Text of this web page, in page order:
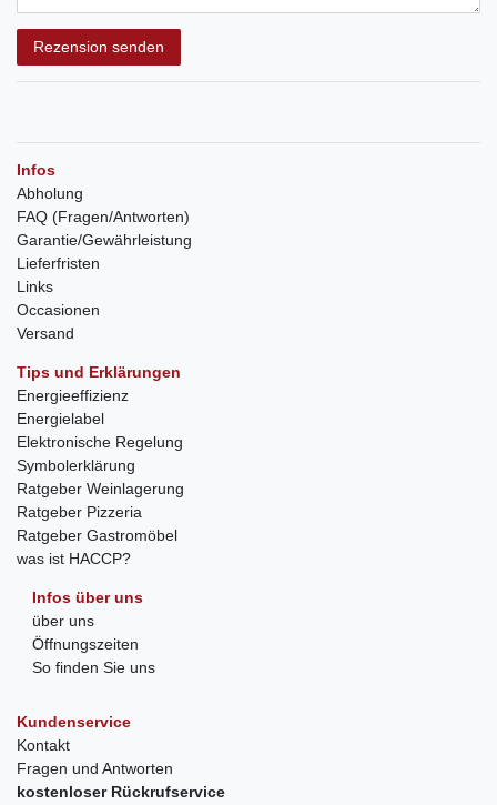
Rezension senden
Infos
Abholung
FAQ (Fragen/Antworten)
Garantie/Gewährleistung
Lieferfristen
Links
Occasionen
Versand
Tips und Erklärungen
Energieeffizienz
Energielabel
Elektronische Regelung
Symbolerklärung
Ratgeber Weinlagerung
Ratgeber Pizzeria
Ratgeber Gastromöbel
was ist HACCP?
Infos über uns
über uns
Öffnungszeiten
So finden Sie uns
Kundenservice
Kontakt
Fragen und Antworten
kostenloser Rückrufservice